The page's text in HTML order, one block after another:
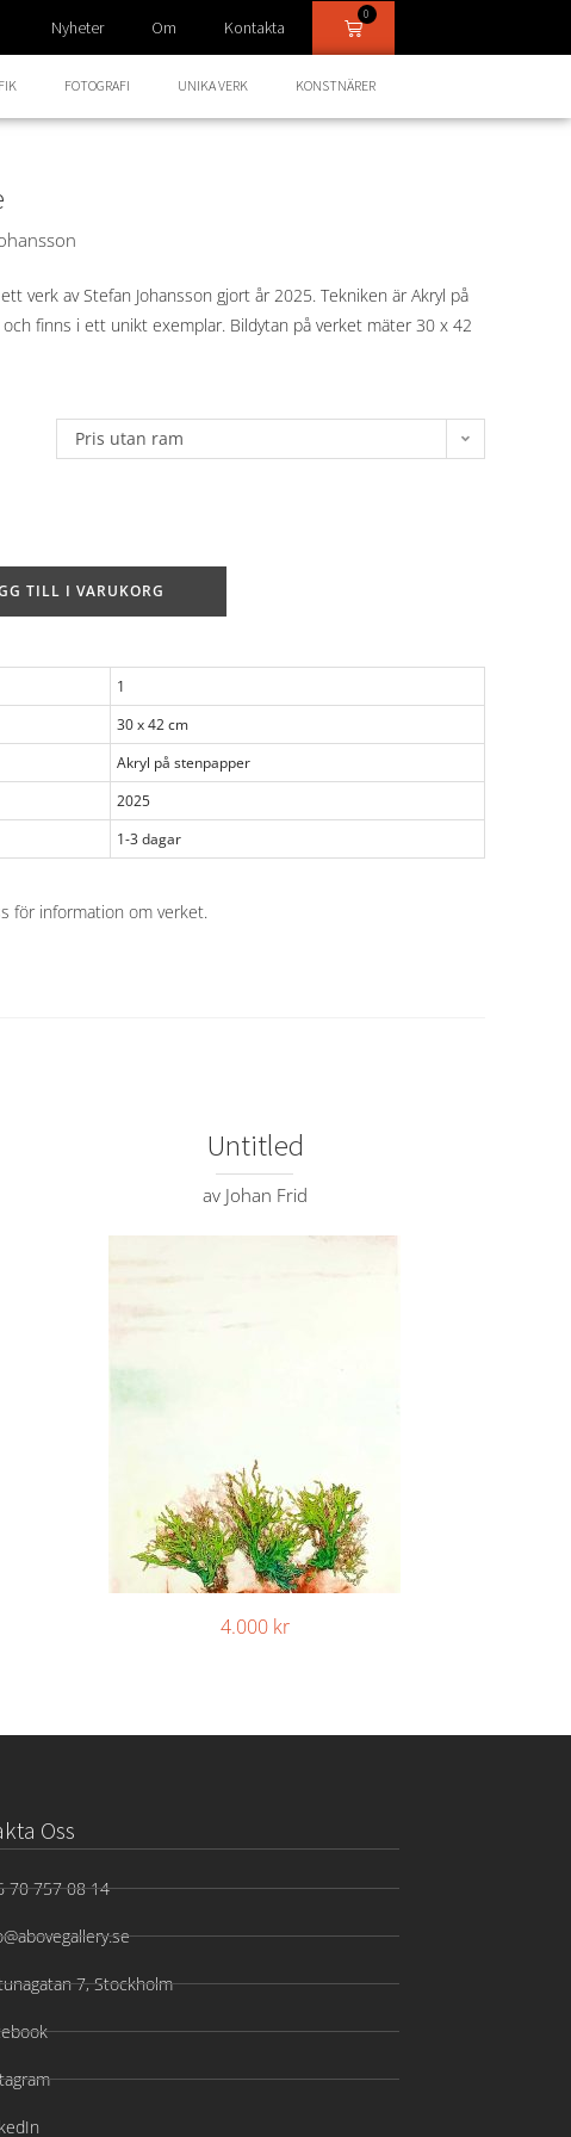
Nyheter Om Kontakta
0
FOTOGRAFI UNIKA VERK KONSTNÄRER
ett verk av Stefan Johansson gjort år 2025. Tekniken är Akryl på
finns i ett unikt exemplar. Bildytan på verket mäter 30 x 42
Pris utan ram
TILL I VARUKORG
1
30 x 42 cm
Akryl på stenpapper
2025
1-3 dagar
för information om verket.
Untitled
av Johan Frid
4.000 kr
Oss
70 757 08 14
7, Stockholm